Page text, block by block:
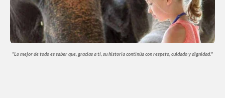
"Lo mejor de todo es saber que, gracias a ti, su historia continúa con respeto, cuidado y dignidad."